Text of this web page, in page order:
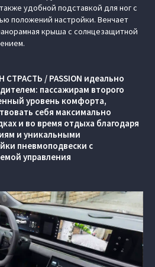
удобной подставкой для ног с
положений настройки. Венчает
крыша с солнцезащитной
СТРАСТЬ / PASSION идеально
пассажирам второго
уровень комфорта,
себя максимально
и во время отдыха благодаря
и уникальными
пневмоподвески с
управления